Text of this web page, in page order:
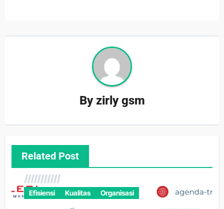
Byzirly gsm
Related Post
Efisiensi Kualitas Organisasi